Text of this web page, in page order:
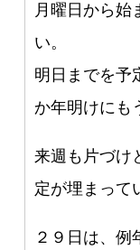
月曜日から始
い。
明日までを予
か年明けにも
来週も片づけ
定が埋まって
２９日は、例